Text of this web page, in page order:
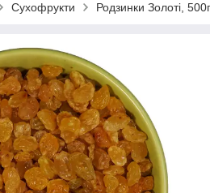
Сухофрукти Родзинки Золоті, 500г